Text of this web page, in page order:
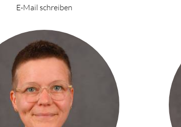
E-Mail schreiben